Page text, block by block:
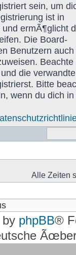
sein, um
ist in
ermÃ¶glicht
Die Board-
Benutzern auch
Beachte
die
Bitte
wenn du dich in
Alle Zeiten
by phpBB®